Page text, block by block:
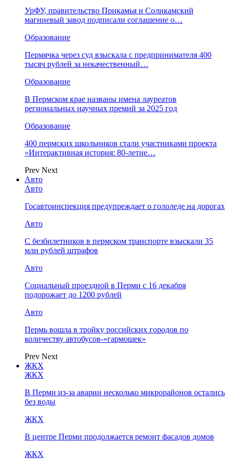
УрФУ, правительство Прикамья и Соликамский
магниевый завод подписали соглашение о…
Образование
Пермячка через суд взыскала с предпринимателя 400
тысяч рублей за некачественный…
Образование
В Пермском крае названы имена лауреатов
региональных научных премий за 2025 год
Образование
400 пермских школьников стали участниками проекта
«Интерактивная история: 80-летие…
Prev Next
Авто
Авто
Госавтоинспекция предупреждает о гололеде на дорогах
Авто
С безбилетников в пермском транспорте взыскали 35
млн рублей штрафов
Авто
Социальный проездной в Перми с 16 декабря
подорожает до 1200 рублей
Авто
Пермь вошла в тройку российских городов по
количеству автобусов-«гармошек»
Prev Next
ЖКХ
ЖКХ
В Перми из-за аварии несколько микрорайонов остались
без воды
ЖКХ
В центре Перми продолжается ремонт фасадов домов
ЖКХ